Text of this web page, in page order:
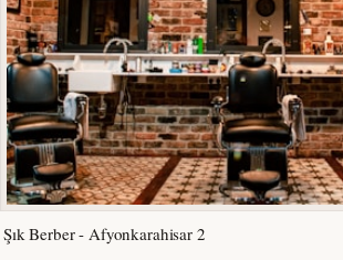
Şık Berber - Afyonkarahisar 2